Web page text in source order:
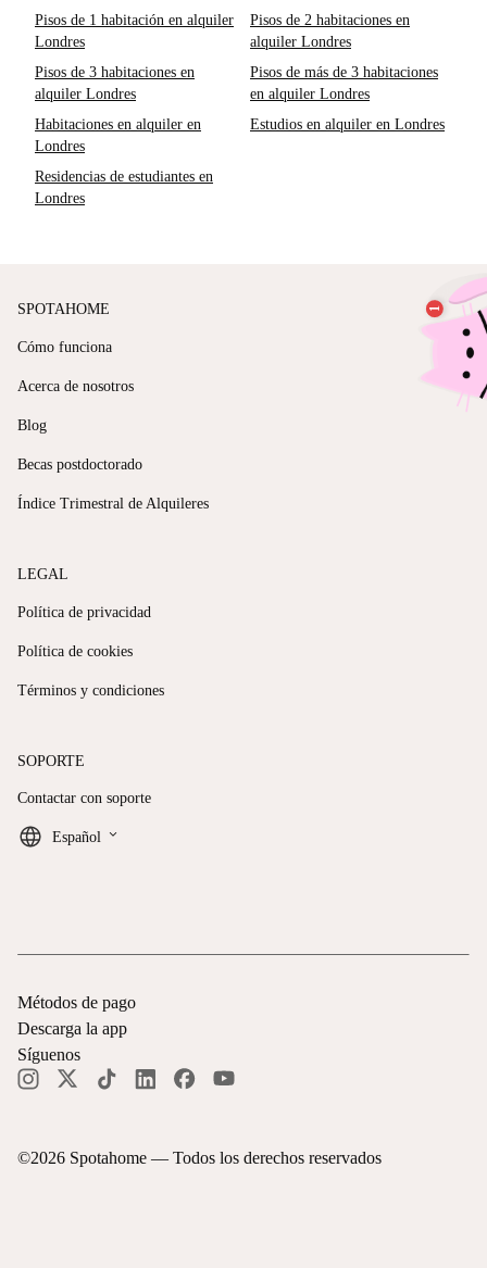
Pisos de 1 habitación en alquiler
Londres
Pisos de 2 habitaciones en
alquiler Londres
Pisos de 3 habitaciones en
alquiler Londres
Pisos de más de 3 habitaciones
en alquiler Londres
Habitaciones en alquiler en
Londres
Estudios en alquiler en Londres
Residencias de estudiantes en
Londres
SPOTAHOME
Cómo funciona
Acerca de nosotros
Blog
Becas postdoctorado
Índice Trimestral de Alquileres
LEGAL
Política de privacidad
Política de cookies
Términos y condiciones
SOPORTE
Contactar con soporte
Español keyboard_arrow_down
©2026 Spotahome — Todos los derechos reservados
Métodos de pago
Descarga la app
Síguenos